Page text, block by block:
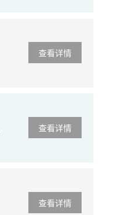
查看详情
查看详情
查看详情